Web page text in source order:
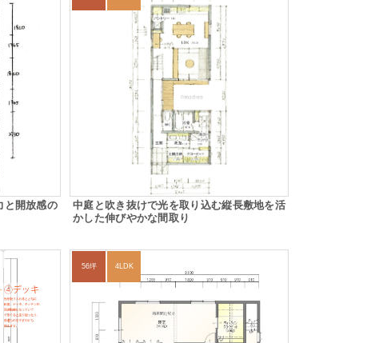
と開放感の
中庭と吹き抜けで光を取り込む縦長敷地を活
かした伸びやかな間取り
56坪 4LDK